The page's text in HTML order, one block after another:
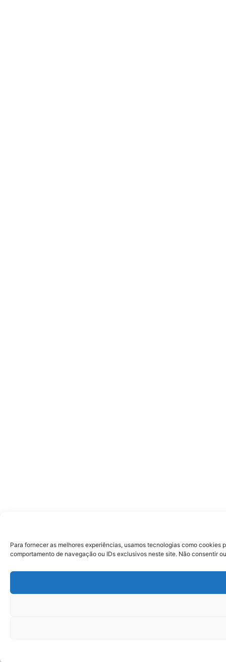
Para fornecer as melhores experiências, usamos tecnologias como
comportamento de navegação ou IDs exclusivos neste site. Não consentir